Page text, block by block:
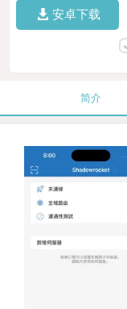
安卓下载
简介